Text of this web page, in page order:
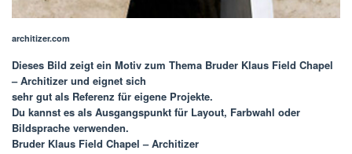
architizer.com
Dieses Bild zeigt ein Motiv zum Thema Bruder Klaus Field Chapel
– Architizer und eignet sich
sehr gut als Referenz für eigene Projekte.
Du kannst es als Ausgangspunkt für Layout, Farbwahl oder
Bildsprache verwenden.
Bruder Klaus Field Chapel – Architizer